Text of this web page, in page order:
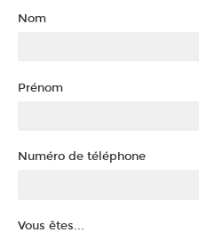
Nom
Prénom
Numéro de téléphone
Vous êtes...